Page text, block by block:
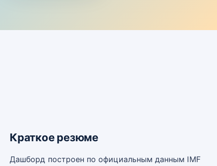
Краткое резюме
Дашборд построен по официальным данным IMF